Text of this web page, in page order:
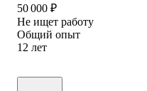
50 000 ₽
Не ищет работу
Общий опыт
12 лет